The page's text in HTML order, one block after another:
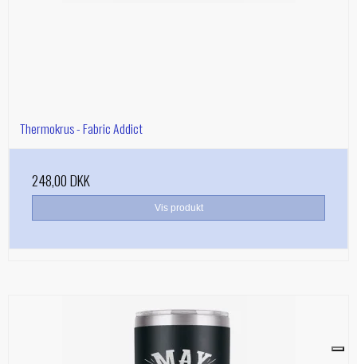
Thermokrus - Fabric Addict
248,00 DKK
Vis produkt